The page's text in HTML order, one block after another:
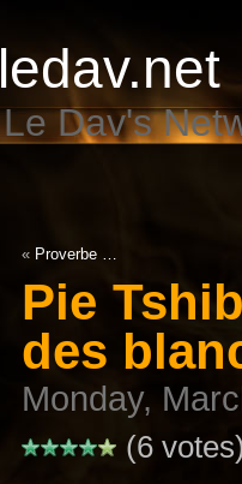
ledav.net
Le Dav's
« Proverbe …
Pie
des
Monday,
(6 votes)